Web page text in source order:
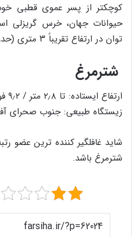
کوچکتر از پسر عموی قطبی
حیوانات جهان، خرس گریزلی
توان در ارتفاع تقریباً ۳ متری (حدود ۹ و نیم فوت) اندازه گیری کرد.
شترمرغ
ارتفاع ایستاده: تا ۲٫۸ متر / ۹٫۲ فوت
زیستگاه طبیعی: جنوب صحرای
شاید غافلگیر کننده ترین عضو
شترمرغ باشد.